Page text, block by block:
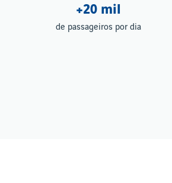
+20 mil
de passageiros por dia